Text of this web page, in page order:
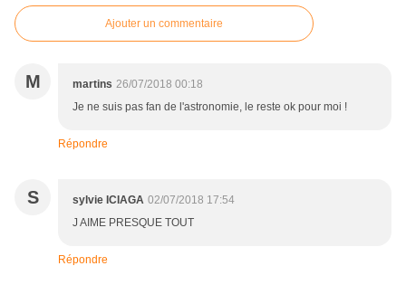
Ajouter un commentaire
M martins 26/07/2018 00:18
Je ne suis pas fan de l'astronomie, le reste ok pour moi !
Répondre
S sylvie ICIAGA 02/07/2018 17:54
J AIME PRESQUE TOUT
Répondre